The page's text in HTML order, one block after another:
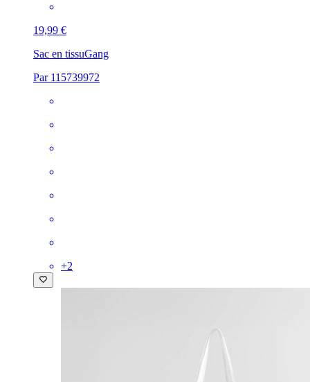
19,99 €
Sac en tissuGang
Par 115739972
+2